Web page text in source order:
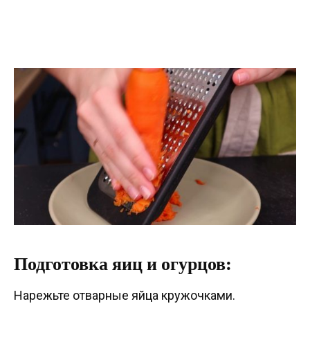
Подготовка яиц и огурцов:
Нарежьте отварные яйца кружочками.